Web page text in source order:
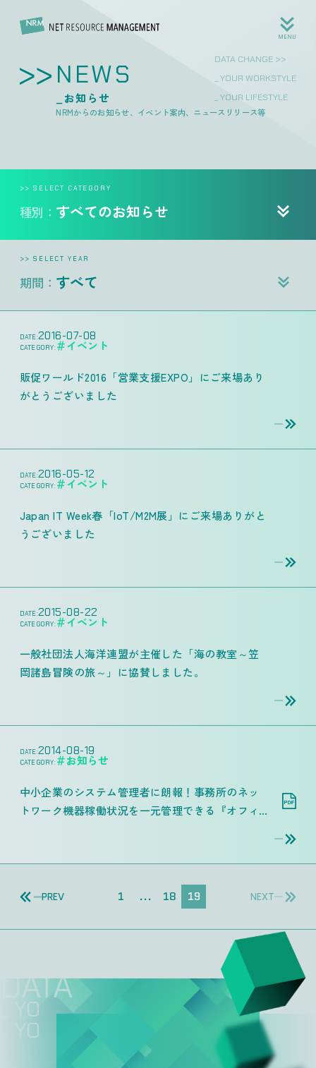
MENU
NEWS
_お知らせ
NRMからのお知らせ、イベント案内、ニュースリリース等
DATA CHANGE
_ YOUR WORK
_ YOUR LIFE
>> SELECT CATEGORY
種別： すべてのお知らせ
>> SELECT YEAR
期間： すべて
DATE:2016-07-08
CATEGORY:＃イベント
販促ワールド2016「営業支援EXPO」にご来場あり
がとうございました
DATE:2016-05-12
CATEGORY:＃イベント
Japan IT Week春「IoT/M2M展」にご来場ありがと
うございました
DATE:2015-08-22
CATEGORY:＃イベント
一般社団法人海洋連盟が主催した「海の教室～笠
岡諸島冒険の旅～」に協賛しました。
DATE:2014-08-19
CATEGORY:＃お知らせ
中小企業のシステム管理者に朗報！事務所のネッ
トワーク機器稼働状況を一元管理できる『オフィ
PREV 1 ... 18 19 NEXT
DATA CHANGE >>
_ YOUR WORKSTYLE
_ YOUR LIFESTYLE